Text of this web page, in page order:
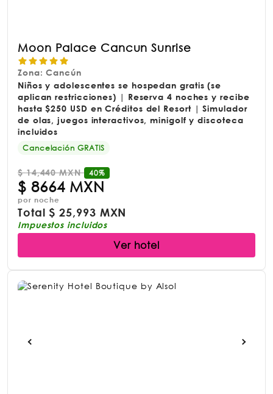
Moon Palace Cancun Sunrise
Zona: Cancún
Niños y adolescentes se hospedan gratis (se
aplican restricciones) | Reserva 4 noches y recibe
hasta $250 USD en Créditos del Resort | Simulador
de olas, juegos interactivos, minigolf y discoteca
incluidos
Cancelación GRATIS
$14,440 MXN 40%
$ 8664 MXN
por noche
Total$25,993 MXN
Impuestos incluidos
Ver hotel